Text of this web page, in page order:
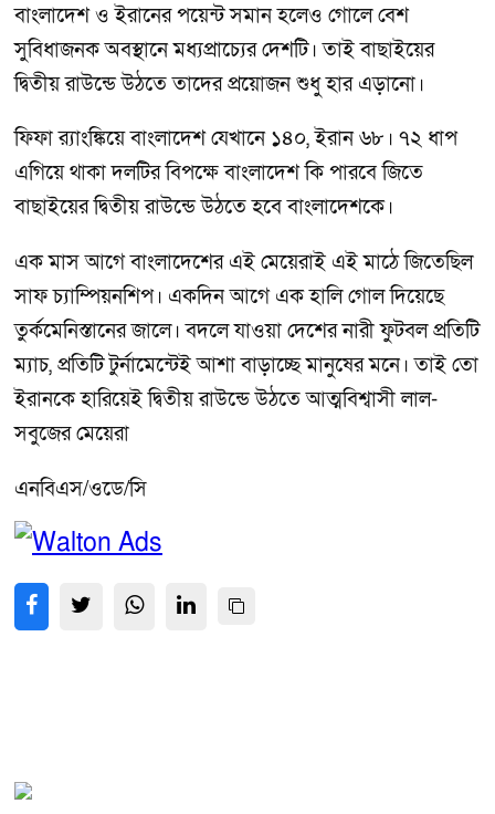
বাংলাদেশ ও ইরানের পয়েন্ট সমান হলেও গোলে বেশ
সুবিধাজনক অবস্থানে মধ্যপ্রাচ্যের দেশটি। তাই বাছাইয়ের
দ্বিতীয় রাউন্ডে উঠতে তাদের প্রয়োজন শুধু হার এড়ানো।
ফিফা র‌্যাংঙ্কিয়ে বাংলাদেশ যেখানে ১৪০, ইরান ৬৮। ৭২ ধাপ
এগিয়ে থাকা দলটির বিপক্ষে বাংলাদেশ কি পারবে জিতে
বাছাইয়ের দ্বিতীয় রাউন্ডে উঠতে হবে বাংলাদেশকে।
এক মাস আগে বাংলাদেশের এই মেয়েরাই এই মাঠে জিতেছিল
সাফ চ্যাম্পিয়নশিপ। একদিন আগে এক হালি গোল দিয়েছে
তুর্কমেনিস্তানের জালে। বদলে যাওয়া দেশের নারী ফুটবল প্রতিটি
ম্যাচ, প্রতিটি টুর্নামেন্টেই আশা বাড়াচ্ছে মানুষের মনে। তাই তো
ইরানকে হারিয়েই দ্বিতীয় রাউন্ডে উঠতে আত্মবিশ্বাসী লাল-
সবুজের মেয়েরা
এনবিএস/ওডে/সি